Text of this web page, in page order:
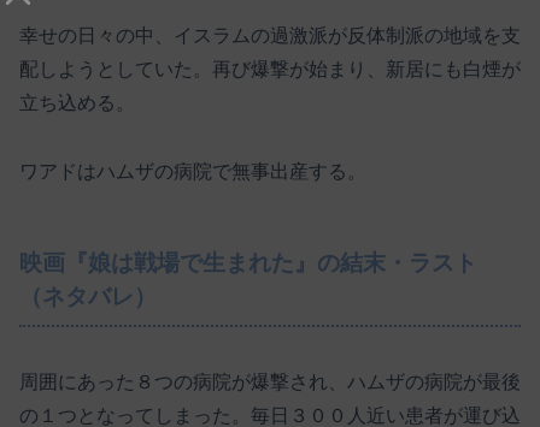
幸せの日々の中、イスラムの過激派が反体制派の地域を支
配しようとしていた。再び爆撃が始まり、新居にも白煙が
立ち込める。
ワアドはハムザの病院で無事出産する。
映画『娘は戦場で生まれた』の結末・ラスト
（ネタバレ）
周囲にあった８つの病院が爆撃され、ハムザの病院が最後
の１つとなってしまった。毎日３００人近い患者が運び込